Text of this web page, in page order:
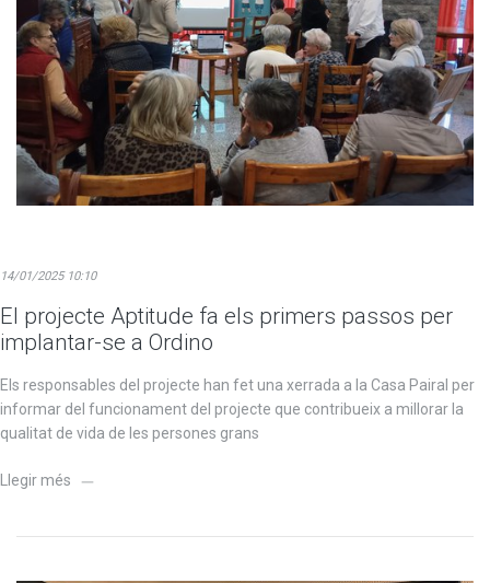
14/01/2025 10:10
El projecte Aptitude fa els primers passos per
implantar-se a Ordino
Els responsables del projecte han fet una xerrada a la Casa Pairal per
informar del funcionament del projecte que contribueix a millorar la
qualitat de vida de les persones grans
Llegir més